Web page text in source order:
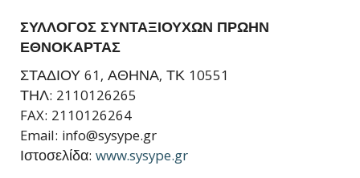
ΣΥΛΛΟΓΟΣ ΣΥΝΤΑΞΙΟΥΧΩΝ ΠΡΩΗΝ
ΕΘΝΟΚΑΡΤΑΣ
ΣΤΑΔΙΟΥ 61, ΑΘΗΝΑ, ΤΚ 10551
ΤΗΛ: 2110126265
FAX: 2110126264
Email: info@sysype.gr
Ιστοσελίδα: www.sysype.gr